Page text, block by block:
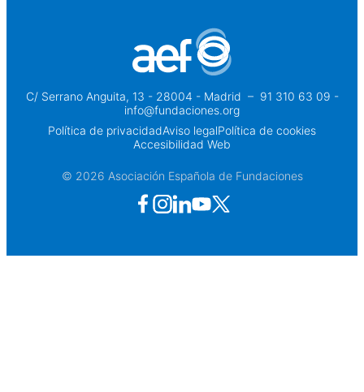
C/ Serrano Anguita, 13 - 28004 - Madrid – 91 310 63 09 -
info@fundaciones.org
Política de privacidadAviso legalPolítica de cookies
Accesibilidad Web
© 2026 Asociación Española de Fundaciones